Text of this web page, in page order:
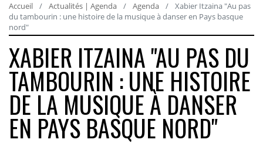
Accueil Actualités | Agenda Agenda
Xabier Itzaina "Au pas
du tambourin : une histoire de la musique à danser en Pays basque
nord"
XABIER ITZAINA "AU PAS DU
TAMBOURIN : UNE HISTOIRE
DE LA MUSIQUE À DANSER
EN PAYS BASQUE NORD"